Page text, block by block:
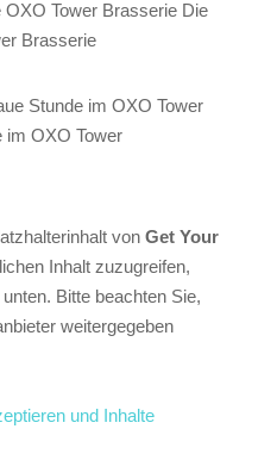
Die
Brasserie
im OXO Tower
von Get Your
Inhalt zuzugreifen,
Bitte beachten Sie,
weitergegeben
und Inhalte